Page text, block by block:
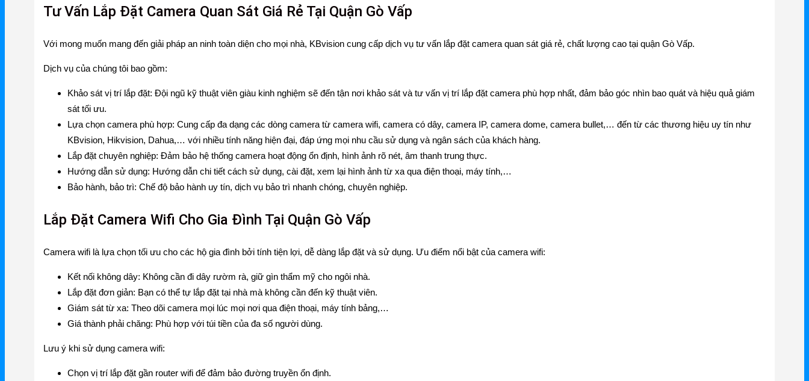
Linksys WiFi
Switch
Home Router WiFi
EnGenius Router
EnGenius Switch
Phụ kiện EnGenius
EnGenius Controller
Ruijie
Ruijie Gateway
Tư Vấn Lắp Đặt Camera Quan Sát Giá Rẻ Tại Quận Gò Vấp
Với mong muốn mang đến giải pháp an ninh toàn diện cho mọi nhà, KBvision cung cấp dịch vụ tư vấn lắp đặt camera quan sát giá rẻ, chất lượng cao tại quận Gò Vấp.
Dịch vụ của chúng tôi bao gồm:
Khảo sát vị trí lắp đặt: Đội ngũ kỹ thuật viên giàu kinh nghiệm sẽ đến tận nơi khảo sát và tư vấn vị trí lắp đặt camera phù hợp nhất, đảm bảo góc nhìn bao quát và hiệu quả giám
sát tối ưu.
Lựa chọn camera phù hợp: Cung cấp đa dạng các dòng camera từ camera wifi, camera có dây, camera IP, camera dome, camera bullet,… đến từ các thương hiệu uy tín như
KBvision, Hikvision, Dahua,… với nhiều tính năng hiện đại, đáp ứng mọi nhu cầu sử dụng và ngân sách của khách hàng.
Lắp đặt chuyên nghiệp: Đảm bảo hệ thống camera hoạt động ổn định, hình ảnh rõ nét, âm thanh trung thực.
Hướng dẫn sử dụng: Hướng dẫn chi tiết cách sử dụng, cài đặt, xem lại hình ảnh từ xa qua điện thoại, máy tính,…
Bảo hành, bảo trì: Chế độ bảo hành uy tín, dịch vụ bảo trì nhanh chóng, chuyên nghiệp.
Lắp Đặt Camera Wifi Cho Gia Đình Tại Quận Gò Vấp
Camera wifi là lựa chọn tối ưu cho các hộ gia đình bởi tính tiện lợi, dễ dàng lắp đặt và sử dụng. Ưu điểm nổi bật của camera wifi:
Kết nối không dây: Không cần đi dây rườm rà, giữ gìn thẩm mỹ cho ngôi nhà.
Lắp đặt đơn giản: Bạn có thể tự lắp đặt tại nhà mà không cần đến kỹ thuật viên.
Giám sát từ xa: Theo dõi camera mọi lúc mọi nơi qua điện thoại, máy tính bảng,…
Giá thành phải chăng: Phù hợp với túi tiền của đa số người dùng.
Lưu ý khi sử dụng camera wifi:
Chọn vị trí lắp đặt gần router wifi để đảm bảo đường truyền ổn định.